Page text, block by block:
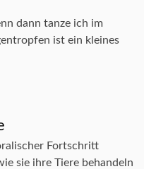
dann tanze ich im
ist ein kleines
Fortschritt
sie ihre Tiere behandeln